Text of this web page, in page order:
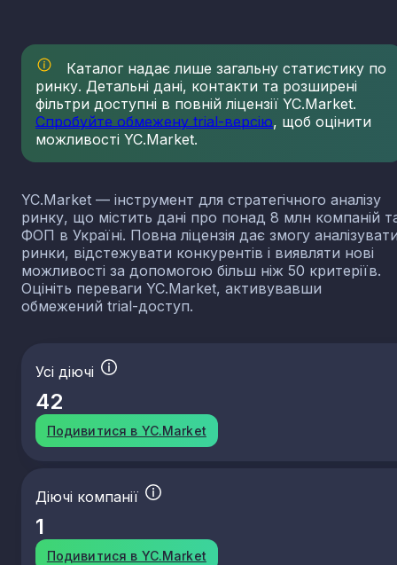
Каталог надає лише загальну статистику по
ринку. Детальні дані, контакти та розширені
фільтри доступні в повній ліцензії YC.Market.
Спробуйте обмежену trial-версію, щоб оцінити
можливості YC.Market.
YC.Market — інструмент для стратегічного аналізу
ринку, що містить дані про понад 8 млн компаній
ФОП в Україні. Повна ліцензія дає змогу
ринки, відстежувати конкурентів і виявляти нові
можливості за допомогою більш ніж 50 критеріїв.
Оцініть переваги YC.Market, активувавши
обмежений trial-доступ.
Усі діючі
42
Подивитися в YC.Market
Діючі компанії
1
Подивитися в YC.Market